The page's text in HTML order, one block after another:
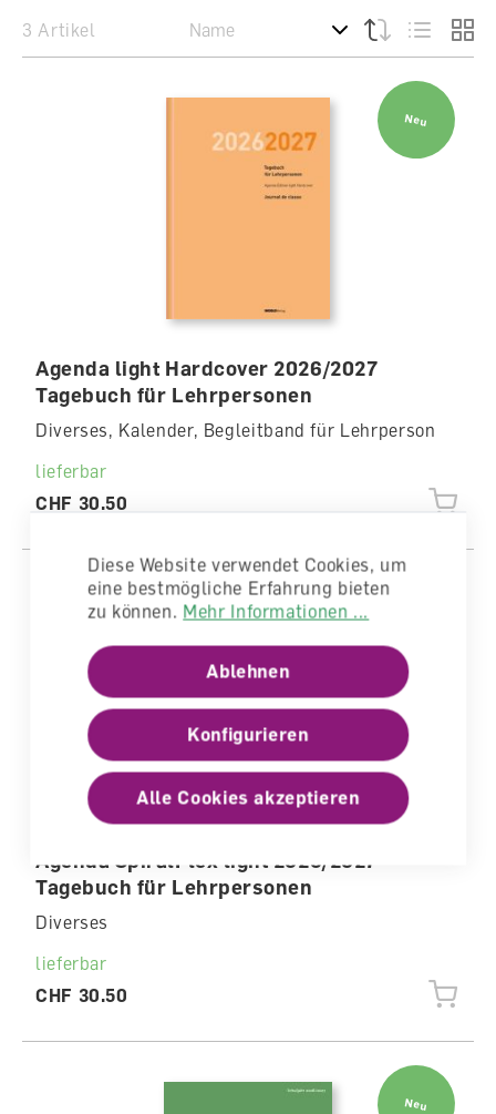
3 Artikel
Neu
Agenda light Hardcover 2026/2027
Tagebuch für Lehrpersonen
Diverses, Kalender, Begleitband für Lehrperson
lieferbar
CHF 30.50
Agenda SpiralFlex light 2026/2027
Tagebuch für Lehrpersonen
Diverses
lieferbar
CHF 30.50
Neu
Diese Website verwendet Cookies, um
eine bestmögliche Erfahrung bieten
zu können. Mehr Informationen ...
Ablehnen
Konfigurieren
Alle Cookies akzeptieren